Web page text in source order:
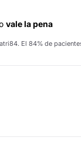
vale la pena
El 84% de